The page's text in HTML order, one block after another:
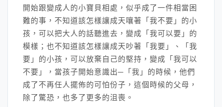
開始跟變成人的小寶貝相處，似乎成了一件相當困
難的事，不知道該怎樣讓成天嚷著「我不要」的小
孩，可以把大人的話聽進去，變成「我可以要」的
模樣；也不知道該怎樣讓成天吵著「我要」、「我
要」的小孩，可以放棄自己的堅持，變成「我可以
不要」，當孩子開始意識出─「我」的時候，他們
成了不再任人擺佈的可怕份子，這個時候的父母，
除了驚恐，也多了更多的沮喪。